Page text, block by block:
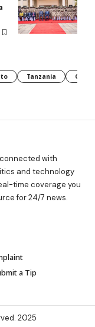
Tanzania CAF
with
and technology
time coverage you
for 24/7 news.
a Tip
2025